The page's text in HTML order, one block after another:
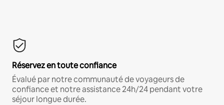
Réservez en toute confiance
Évalué par notre communauté de voyageurs de
confiance et notre assistance 24h/24 pendant votre
séjour longue durée.